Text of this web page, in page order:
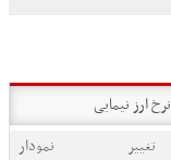
نرخ ارز نیمایی
تغییر
نمودار